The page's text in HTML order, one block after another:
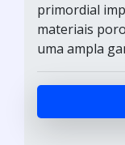
primordial
materiais
uma ampla